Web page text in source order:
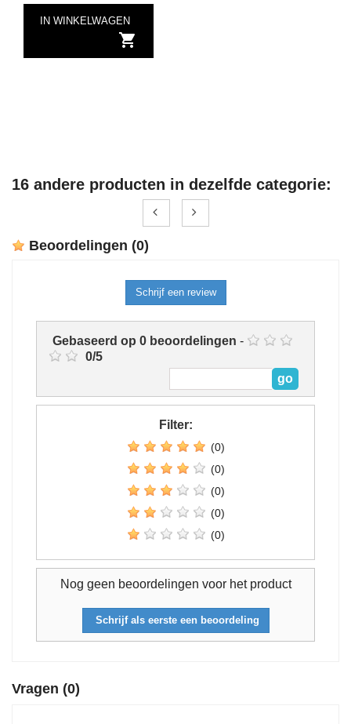
IN WINKELWAGEN

16 andere producten in dezelfde categorie:
Beoordelingen (0)
Schrijf een review
Gebaseerd op 0 beoordelingen -
0/5
Filter:
(0)
(0)
(0)
(0)
(0)
Nog geen beoordelingen voor het product
Schrijf als eerste een beoordeling
Vragen (0)